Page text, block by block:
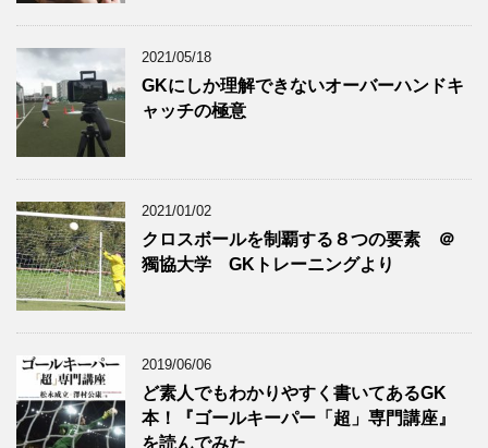
2021/05/18
GKにしか理解できないオーバーハンドキ
ャッチの極意
2021/01/02
クロスボールを制覇する８つの要素 ＠
獨協大学 GKトレーニングより
2019/06/06
ど素人でもわかりやすく書いてあるGK
本！『ゴールキーパー「超」専門講座』
を読んでみた